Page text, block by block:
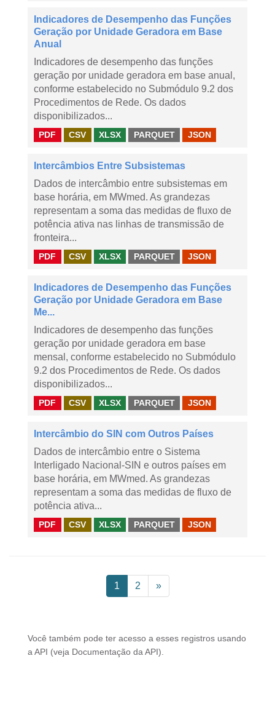
Indicadores de Desempenho das Funções
Geração por Unidade Geradora em Base
Anual
Indicadores de desempenho das funções
geração por unidade geradora em base anual,
conforme estabelecido no Submódulo 9.2 dos
Procedimentos de Rede. Os dados
disponibilizados...
PDF CSV XLSX PARQUET JSON
Intercâmbios Entre Subsistemas
Dados de intercâmbio entre subsistemas em
base horária, em MWmed. As grandezas
representam a soma das medidas de fluxo de
potência ativa nas linhas de transmissão de
fronteira...
PDF CSV XLSX PARQUET JSON
Indicadores de Desempenho das Funções
Geração por Unidade Geradora em Base
Me...
Indicadores de desempenho das funções
geração por unidade geradora em base
mensal, conforme estabelecido no Submódulo
9.2 dos Procedimentos de Rede. Os dados
disponibilizados...
PDF CSV XLSX PARQUET JSON
Intercâmbio do SIN com Outros Países
Dados de intercâmbio entre o Sistema
Interligado Nacional-SIN e outros países em
base horária, em MWmed. As grandezas
representam a soma das medidas de fluxo de
potência ativa...
PDF CSV XLSX PARQUET JSON
1 2 »
Você também pode ter acesso a esses registros usando
a API (veja Documentação da API ).